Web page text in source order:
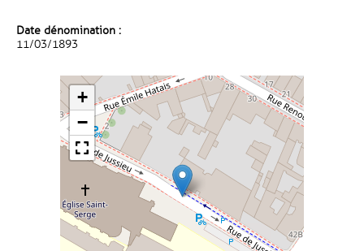
Date dénomination :
11/03/1893
+
−